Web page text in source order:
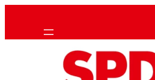
springen